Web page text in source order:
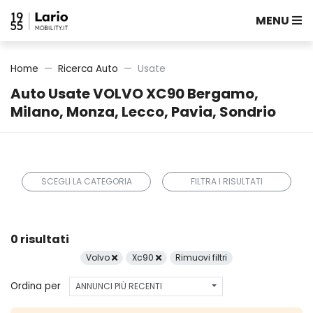
MENU
Auto Usate VOLVO XC90 Bergamo,
Milano, Monza, Lecco, Pavia, Sondrio
Home Ricerca Auto Usate
SCEGLI LA CATEGORIA FILTRA I RISULTATI
0 risultati
Volvo Xc90 Rimuovi filtri
Ordina per ANNUNCI PIÙ RECENTI